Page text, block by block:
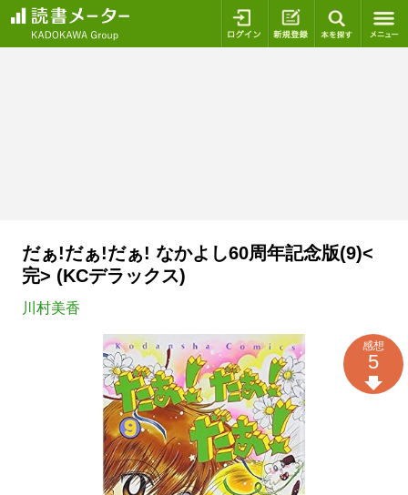
ログイン 新規登録
だぁ!だぁ!だぁ! なかよし60周年記念版(9)<
完> (KCデラックス)
川村美香
感想
5